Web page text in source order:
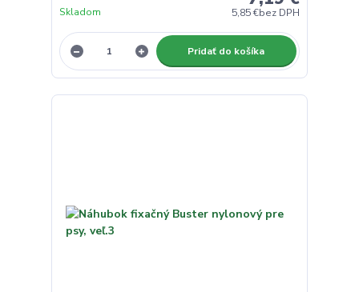
5,85 €bez DPH
Skladom
Pridať do košíka